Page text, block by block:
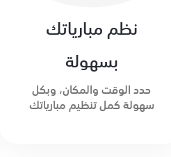
نظم مبارياتك
بسهولة
حدد الوقت والمكان، وبكل
سهولة كمل تنظيم مبارياتك